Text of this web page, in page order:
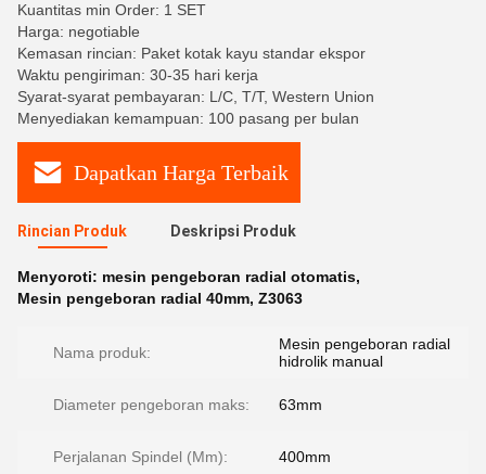
Kuantitas min Order: 1 SET
Harga: negotiable
Kemasan rincian: Paket kotak kayu standar ekspor
Waktu pengiriman: 30-35 hari kerja
Syarat-syarat pembayaran: L/C, T/T, Western Union
Menyediakan kemampuan: 100 pasang per bulan
Dapatkan Harga Terbaik
Rincian Produk Deskripsi Produk
Menyoroti: mesin pengeboran radial otomatis,
Mesin pengeboran radial 40mm, Z3063
Nama produk:
Mesin pengeboran radial
hidrolik manual
Diameter pengeboran maks: 63mm
Perjalanan Spindel (Mm): 400mm